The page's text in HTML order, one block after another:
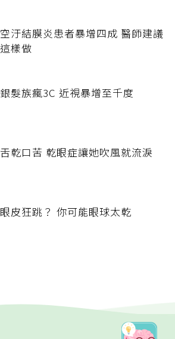
空汙結膜炎患者暴增四成 醫師建議
這樣做
銀髮族瘋3C 近視暴增至千度
舌乾口苦 乾眼症讓她吹風就流淚
眼皮狂跳？ 你可能眼球太乾